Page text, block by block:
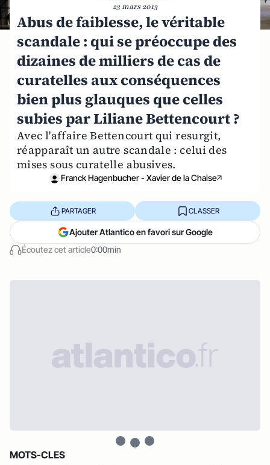
23 mars 2013
Abus de faiblesse, le véritable
scandale : qui se préoccupe des
dizaines de milliers de cas de
curatelles aux conséquences
bien plus glauques que celles
subies par Liliane Bettencourt ?
Avec l'affaire Bettencourt qui resurgit,
réapparaît un autre scandale : celui des
mises sous curatelle abusives.
Franck Hagenbucher - Xavier de la Chaise
Écoutez cet article0:00min
PARTAGER CLASSER
Ajouter Atlantico en favori sur Google
MOTS-CLES